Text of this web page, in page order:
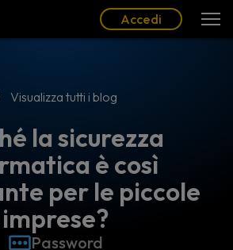
Accedi
Visualizza tutti i blog
la sicurezza
è così
per le piccole
imprese?
Password